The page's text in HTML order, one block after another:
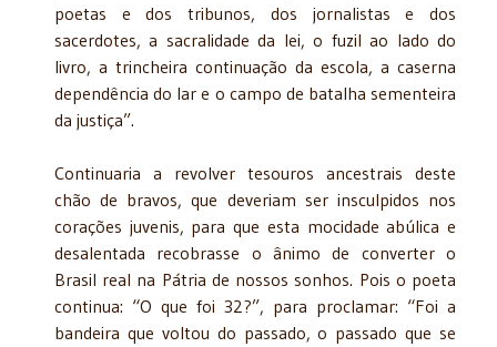
poetas e dos tribunos, dos jornalistas e dos
sacerdotes, a sacralidade da lei, o fuzil ao lado do
livro, a trincheira continuação da escola, a caserna
dependência do lar e o campo de batalha sementeira
da justiça”.
Continuaria a revolver tesouros ancestrais deste
chão de bravos, que deveriam ser insculpidos nos
corações juvenis, para que esta mocidade abúlica e
desalentada recobrasse o ânimo de converter o
Brasil real na Pátria de nossos sonhos. Pois o poeta
continua: “O que foi 32?”, para proclamar: “Foi a
bandeira que voltou do passado, o passado que se